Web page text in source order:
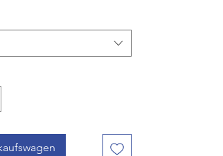
Material LDPE,
> 80 %,
1 Rolle à 25 Stk, (Krt à 10